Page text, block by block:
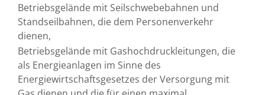
Betriebsgelände mit Seilschwebebahnen und
Standseilbahnen, die dem Personenverkehr
dienen,
Betriebsgelände mit Gashochdruckleitungen, die
als Energieanlagen im Sinne des
Energiewirtschaftsgesetzes der Versorgung mit